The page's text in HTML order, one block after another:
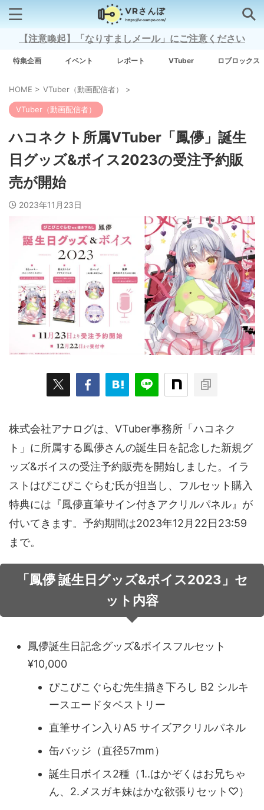
検索はコチラから
Grow A Garden（庭を成長させる）
タグ一覧
ARKit BitStar（ぶいらいぶ） CG(2D/3D) esports
Fortnite HMD HoloModels Music NEWS
PR/提供 Roblox Steam TGS VRChat
にじさんじ アウトドア アニメ アプリ
キャンペーン クラウドファンディング
ソーシャルVR デジモノ バーチャルYouTuber
パノラマ ボカロ メタバース レポート
海外 演劇・舞台 特集企画 生成AI
音声（ボイス）
【注意喚起】「なりすましメール」にご注意ください
特集企画 イベント レポート VTuber ロブロックス
HOME > VTuber（動画配信者） >
VTuber（動画配信者）
ハコネクト所属VTuber「鳳儚」誕生
日グッズ&ボイス2023の受注予約販
売が開始
2023年11月23日
株式会社アナログは、VTuber事務所「ハコネク
ト」に所属する鳳儚さんの誕生日を記念した新規グ
ッズ&ボイスの受注予約販売を開始しました。イラ
ストはぴこぴこぐらむ氏が担当し、フルセット購入
特典には『鳳儚直筆サイン付きアクリルパネル』が
付いてきます。予約期間は2023年12月22日23:59
まで。
「鳳儚 誕生日グッズ&ボイス2023」セ
ット内容
鳳儚誕生日記念グッズ&ボイスフルセット
¥10,000
ぴこぴこぐらむ先生描き下ろし B2 シルキ
ースエードタペストリー
直筆サイン入りA5 サイズアクリルパネル
缶バッジ（直径57mm）
誕生日ボイス2種（1..はかぞくはお兄ちゃ
ん、2.メスガキ妹はかな欲張りセット♡）